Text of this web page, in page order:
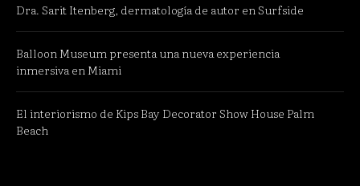
Dra. Sarit Itenberg, dermatología de autor en Surfside
Balloon Museum presenta una nueva experiencia
inmersiva en Miami
El interiorismo de Kips Bay Decorator Show House Palm
Beach